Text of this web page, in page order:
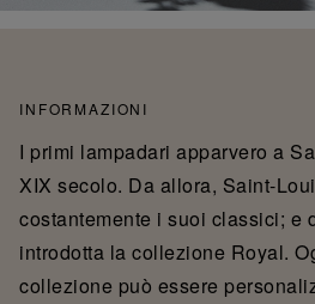
INFORMAZIONI
I primi lampadari apparvero a
XIX secolo. Da allora, Saint-
costantemente i suoi classici; e
introdotta la collezione Royal.
collezione può essere